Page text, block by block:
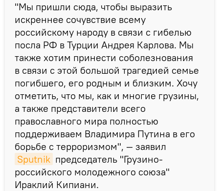
"Мы пришли сюда, чтобы выразить
искреннее сочувствие всему
российскому народу в связи с гибелью
посла РФ в Турции Андрея Карлова. Мы
также хотим принести соболезнования
в связи с этой большой трагедией семье
погибшего, его родным и близким. Хочу
отметить, что мы, как и многие грузины,
а также представители всего
православного мира полностью
поддерживаем Владимира Путина в его
борьбе с терроризмом", — заявил
Sputnik председатель "Грузино-
российского молодежного союза"
Ираклий Кипиани.